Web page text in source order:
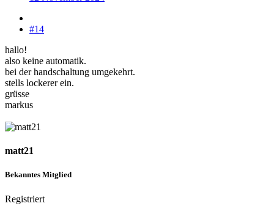
#14
hallo!
also keine automatik.
bei der handschaltung umgekehrt.
stells lockerer ein.
grüsse
markus
matt21
Bekanntes Mitglied
Registriert